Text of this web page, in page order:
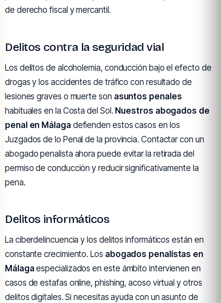
de derecho fiscal y mercantil.
Delitos contra la seguridad vial
Los delitos de alcoholemia, conducción bajo el efecto de
drogas y los accidentes de tráfico con resultado de
lesiones graves o muerte son asuntos penales
habituales en la Costa del Sol. Nuestros abogados de
penal en Málaga defienden estos casos en los
Juzgados de lo Penal de la provincia. Contactar con un
abogado penalista ahora puede evitar la retirada del
permiso de conducción y reducir significativamente la
pena.
Delitos informáticos
La ciberdelincuencia y los delitos informáticos están en
constante crecimiento. Los abogados penalistas en
Málaga especializados en este ámbito intervienen en
casos de estafas online, phishing, acoso virtual y otros
delitos digitales. Si necesitas ayuda con un asunto de